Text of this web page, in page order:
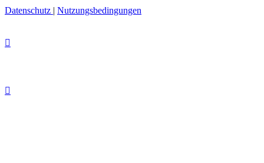
Datenschutz | Nutzungsbedingungen